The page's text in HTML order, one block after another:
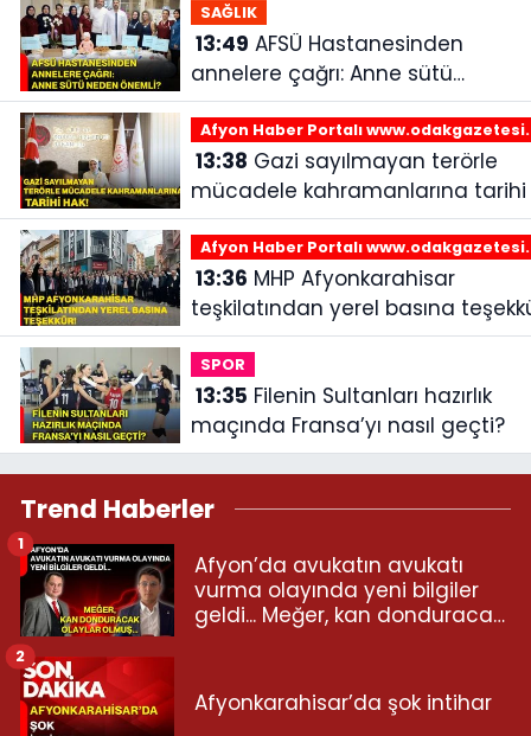
SAĞLIK
13:49
annelere çağrı: Anne sütü
neden önemli?
Afyon Haber Portalı
13:38
mücadele kahramanlarına tarihi
Afyon Haber Portalı
13:36
teşkilatından yerel basına
SPOR
13:35
maçında Fransa’yı nasıl geçti?
Trend Haberler
Afyon’da avukatın avukatı
vurma olayında yeni bilgiler
geldi... Meğer, kan donduracak
1
Afyonkarahisar’da şok intihar
2